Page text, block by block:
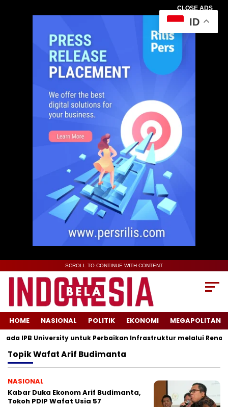
CLOSE ADS
SCROLL TO CONTINUE WITH CONTENT
HOME NASIONAL POLITIK EKONOMI MEGAPOLITAN
IPB University untuk Perbaikan Infrastruktur melalui
TopikWafat Arif Budimanta
NASIONAL
Kabar Duka Ekonom Arif Budimanta,
Tokoh PDIP Wafat Usia 57
ID